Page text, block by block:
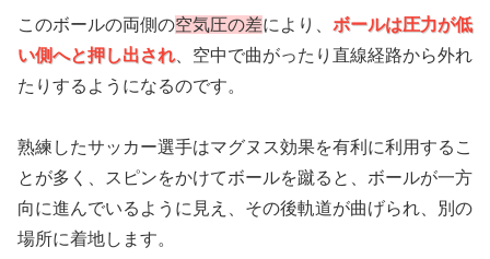
このボールの両側の空気圧の差により、 ボールは圧力が低
い側へと押し出され、空中で曲がったり直線経路から外れ
たりするようになるのです。
熟練したサッカー選手はマグヌス効果を有利に利用するこ
とが多く、スピンをかけてボールを蹴ると、ボールが一方
向に進んでいるように見え、その後軌道が曲げられ、別の
場所に着地します。